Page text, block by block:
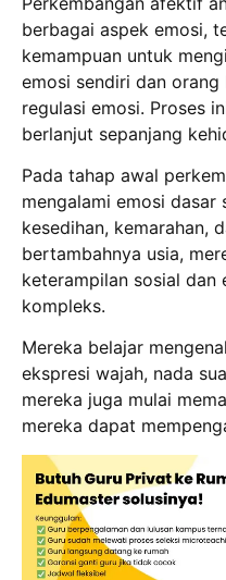
berbagai aspek emosi,
kemampuan untuk
emosi sendiri dan
regulasi emosi. Proses
berlanjut sepanjang
Pada tahap awal
mengalami emosi dasar
kesedihan, kemarahan,
bertambahnya usia,
keterampilan sosial dan
kompleks.
Mereka belajar
ekspresi wajah, nada
mereka juga mulai
mereka dapat